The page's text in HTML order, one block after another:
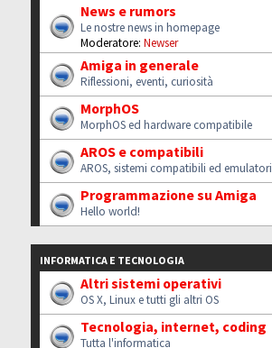
News e rumors
Le nostre news in homepage
Moderatore: Newser
Amiga in generale
Riflessioni, eventi, curiosità
MorphOS
MorphOS ed hardware compatibile
AROS e compatibili
AROS, sistemi compatibili ed emulatori
Programmazione su Amiga
Hello world!
INFORMATICA E TECNOLOGIA
Altri sistemi operativi
OS X, Linux e tutti gli altri OS
Tecnologia, internet, coding
Tutta l'informatica